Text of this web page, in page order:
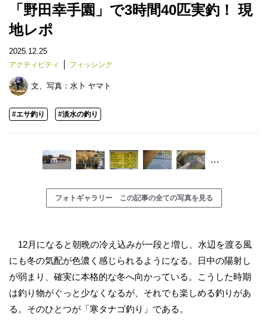
「野田幸手園」で3時間40匹実釣！ 現
地レポ
2025.12.25
アクティビティ フィッシング
文、写真： 水卜 ヤマト
#エサ釣り #淡水の釣り
…
フォトギャラリー この記事の全ての写真を見る
12月になると朝晩の冷え込みが一段と増し、水辺を渡る風
にも冬の気配が色濃く感じられるようになる。日中の陽射し
が弱まり、確実に本格的な冬へ向かっている。こうした時期
は釣り物がぐっと少なくなるが、それでも楽しめる釣りがあ
る。そのひとつが「寒タナゴ釣り」である。